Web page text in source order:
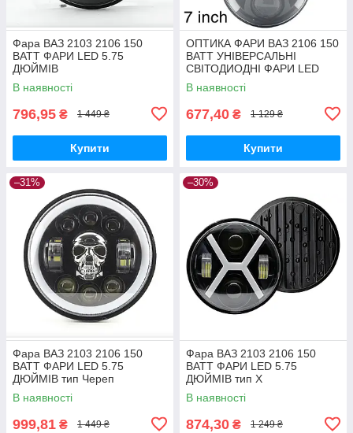
Фара ВАЗ 2103 2106 150
ВАТТ ФАРИ LED 5.75
ДЮЙМІВ
В наявності
796,95 ₴ 1 449 ₴
Купити
ОПТИКА ФАРИ ВАЗ 2106 150
ВАТТ УНІВЕРСАЛЬНІ
СВІТОДИОДНІ ФАРИ LED
5.75 ДЮЙМІВ ДХО
АНГЕЛЬСКІ ГЛАЗКИ ФАРИ
В наявності
677,40 ₴ 1 129 ₴
Купити
–31%
Фара ВАЗ 2103 2106 150
ВАТТ ФАРИ LED 5.75
ДЮЙМІВ тип Череп
В наявності
999,81 ₴ 1 449 ₴
–30%
Фара ВАЗ 2103 2106 150
ВАТТ ФАРИ LED 5.75
ДЮЙМІВ тип Х
В наявності
874,30 ₴ 1 249 ₴